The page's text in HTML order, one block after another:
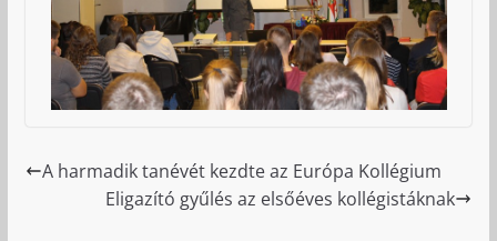
A harmadik tanévét kezdte az Európa Kollégium
Eligazító gyűlés az elsőéves kollégistáknak